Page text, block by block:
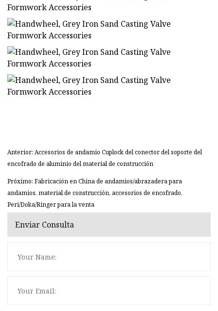
Anterior: Accesorios de andamio Cuplock del conector del soporte del
encofrado de aluminio del material de construcción
Próximo: Fabricación en China de andamios/abrazadera para
andamios, material de construcción, accesorios de encofrado,
Peri/Doka/Ringer para la venta
Enviar Consulta